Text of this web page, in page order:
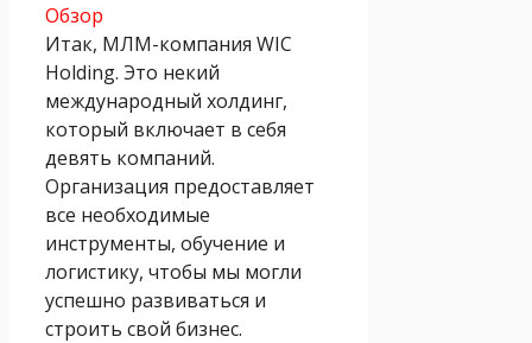
Обзор
Итак, МЛМ-компания WIC
Holding. Это некий
международный холдинг,
который включает в себя
девять компаний.
Организация предоставляет
все необходимые
инструменты, обучение и
логистику, чтобы мы могли
успешно развиваться и
строить свой бизнес.